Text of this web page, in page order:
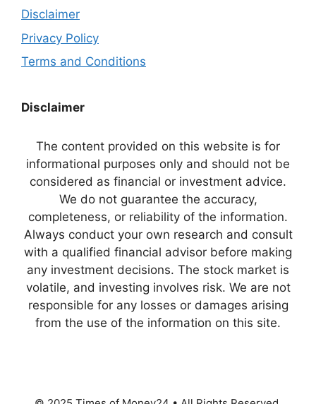
Disclaimer
Privacy Policy
Terms and Conditions
Disclaimer
The content provided on this website is for
informational purposes only and should not be
considered as financial or investment advice.
We do not guarantee the accuracy,
completeness, or reliability of the information.
Always conduct your own research and consult
with a qualified financial advisor before making
any investment decisions. The stock market is
volatile, and investing involves risk. We are not
responsible for any losses or damages arising
from the use of the information on this site.